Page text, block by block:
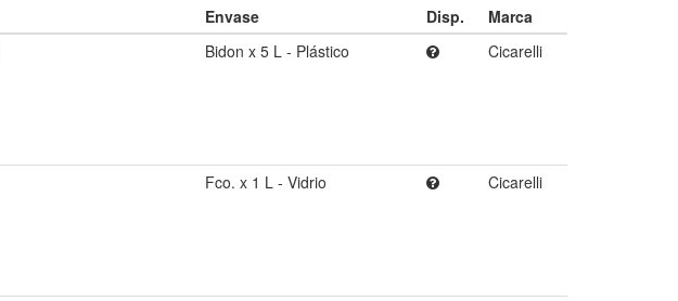
Envase Disp.
Marca
Bidon x 5 L - Plástico Cicarelli
Fco. x 1 L - Vidrio Cicarelli